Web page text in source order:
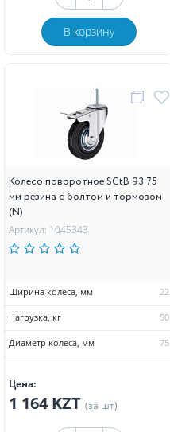
В корзину
Колесо поворотное SCtB 93 75
мм резина с болтом и тормозом
(N)
Артикул: 1045343
Ширина колеса, мм 22
Нагрузка, кг 50
Диаметр колеса, мм 75
Цена:
1 164 KZT (за шт)